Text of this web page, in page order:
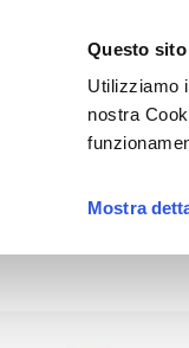
Questo
Utilizziamo
nostra
Mostra